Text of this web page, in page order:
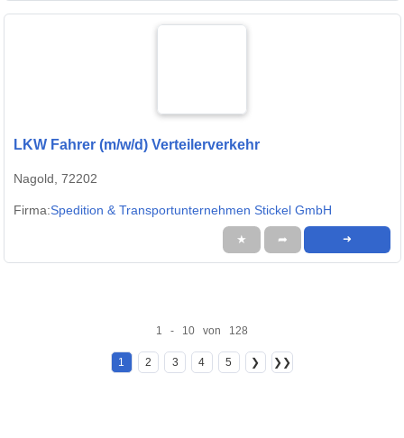
LKW Fahrer (m/w/d) Verteilerverkehr
Nagold, 72202
Firma:Spedition & Transportunternehmen Stickel GmbH
★ ➦ ➜
1 - 10 von 128
1 2 3 4 5 ❯ ❯❯